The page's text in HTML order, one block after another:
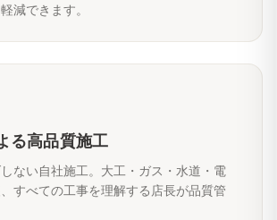
減できます。
る高品質施工
ない自社施工。大工・ガス・水道・電
すべての工事を理解する店長が品質管